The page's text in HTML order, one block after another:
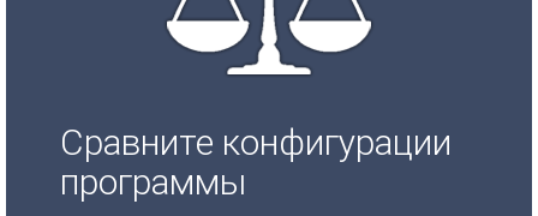
Сравните конфигурации
программы